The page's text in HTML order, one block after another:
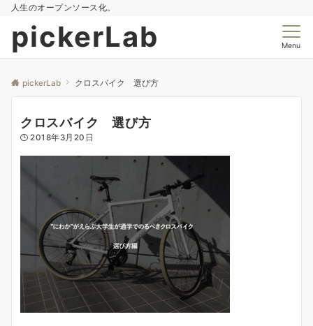
人生のオープンソース化。
pickerLab Menu
pickerLab クロスバイク 選び方
クロスバイク 選び方
2018年3月20日